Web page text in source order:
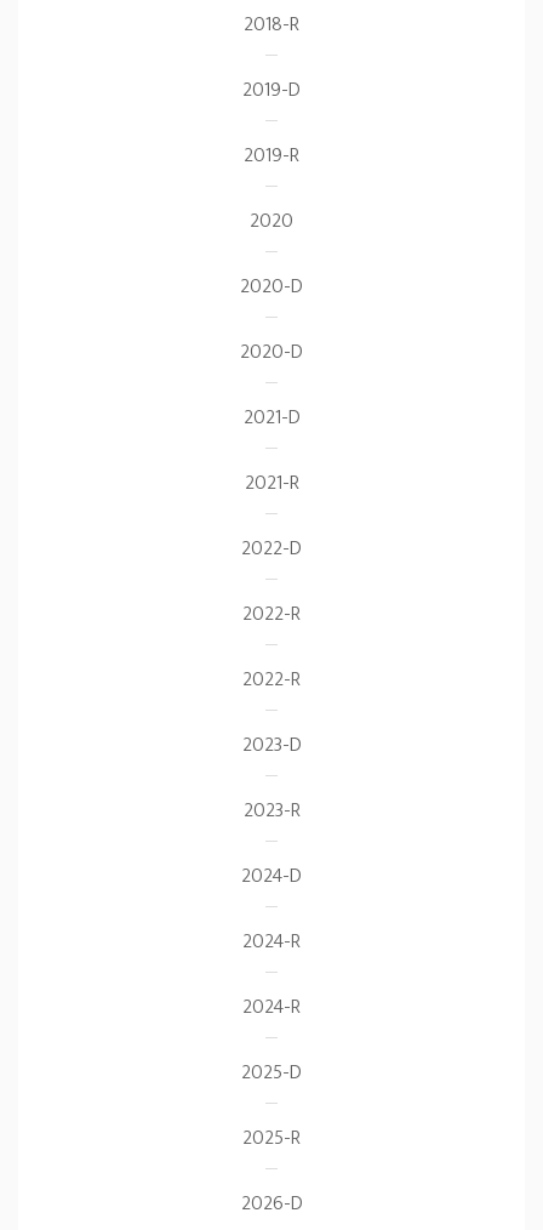
2018-R
2019-D
2019-R
2020
2020-D
2020-D
2021-D
2021-R
2022-D
2022-R
2022-R
2023-D
2023-R
2024-D
2024-R
2024-R
2025-D
2025-R
2026-D